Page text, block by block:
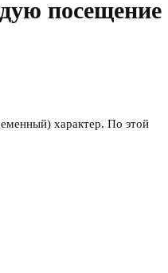
посещение
характер. По этой